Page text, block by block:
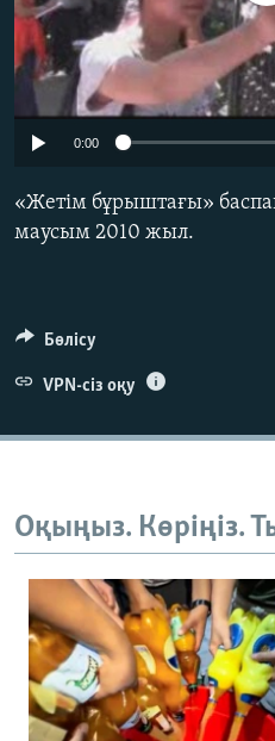
ЖАЗЫЛЫҢЫЗ
Басқа тілдерде
0:00
«Жетім бұрыштағы»
маусым 2010 жыл.
Бөлісу
VPN-сіз оқу
Оқыңыз. Көріңіз.